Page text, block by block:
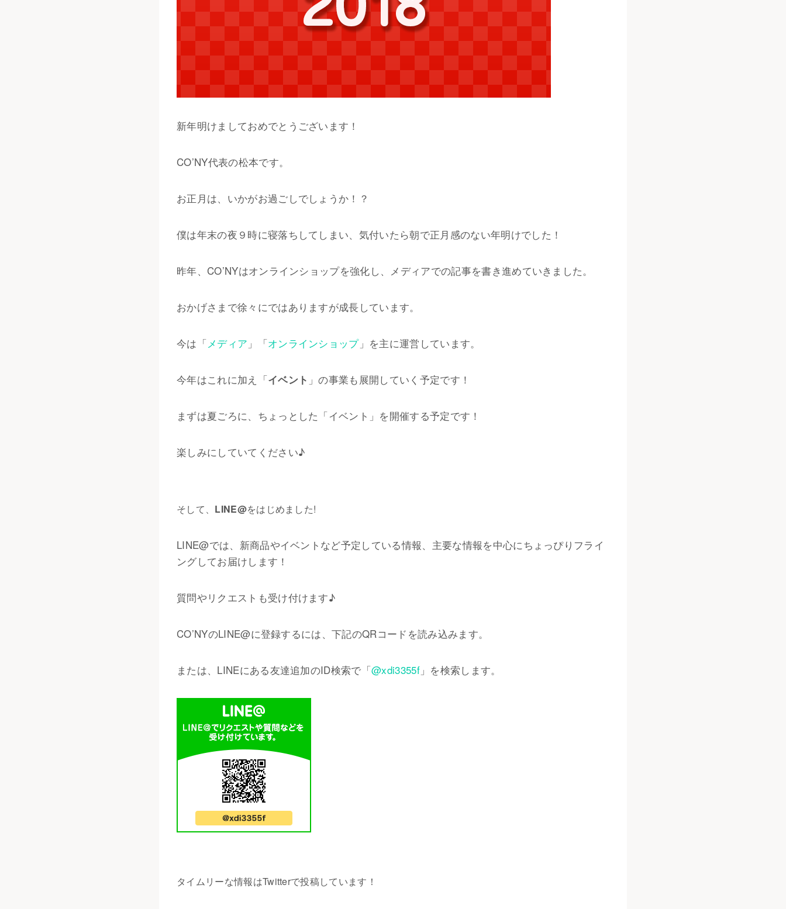
新年明けましておめでとうございます！
CO’NY代表の松本です。
お正月は、いかがお過ごしでしょうか！？
僕は年末の夜９時に寝落ちしてしまい、気付いたら朝で正月感のない年明けでした！
昨年、CO’NYはオンラインショップを強化し、メディアでの記事を書き進めていきました。
おかげさまで徐々にではありますが成長しています。
今は「メディア 」「オンラインショップ」を主に運営しています。
今年はこれに加え「イベント 」の事業も展開していく予定です！
まずは夏ごろに、ちょっとした「イベント」を開催する予定です！
楽しみにしていてください♪
そして、 LINE@をはじめました!
LINE@では、新商品やイベントなど予定している情報、主要な情報を中心にちょっぴりフライ
ングしてお届けします！
質問やリクエストも受け付けます♪
CO’NYのLINE@に登録するには、下記のQRコードを読み込みます。
または、LINEにある友達追加のID検索で「@xdi3355f」を検索します。
タイムリーな情報はTwitterで投稿しています！